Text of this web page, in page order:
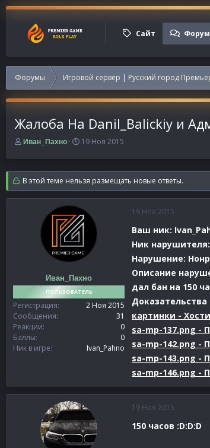
Сайт
Форумы Игровой сервер | Русский город
Жалоба На Danil_Balickiy и
А
т
о
р
т
Иван_Пахно
Д
т
а
н
а
а
л
19 Ноя 2015
В этой теме нельзя размещать новые ответы.
Иван_Пахно
ПОЛЬЗОВАТЕЛЬ
Регистрация
2 Ноя 2015
Сообщения
31
Реакции
0
Баллы
0
Ник в игре
Ivan_Pahno
19 Ноя 2015
Ваш ник:
Ник
Нарушение:
Описание
дал бан на 150
картинки -
sa-mp-137.png -
sa-mp-142.png -
sa-mp-143.png -
sa-mp-146.png -
19 Ноя 2015
150 часов :D:D:D